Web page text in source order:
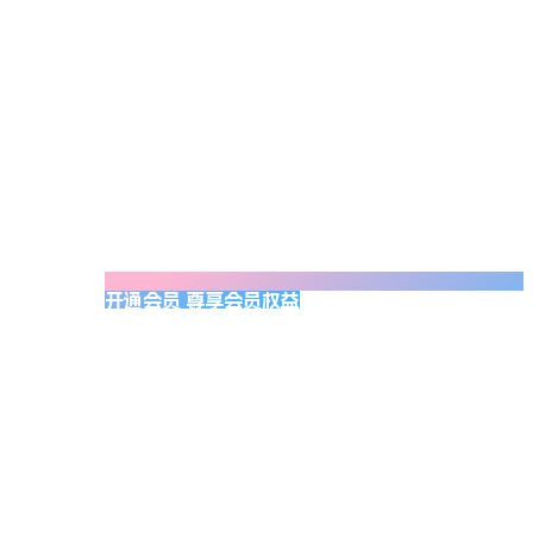
开通会员 尊享会员权益